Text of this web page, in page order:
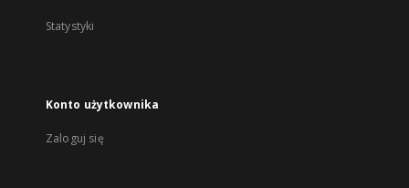
Statystyki
Konto użytkownika
Zaloguj się